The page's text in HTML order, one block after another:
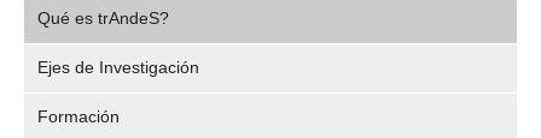
Video
Qué es trAndeS?
Ejes de Investigación
Formación